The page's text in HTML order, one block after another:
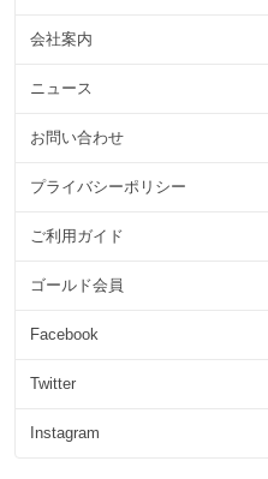
会社案内
ニュース
お問い合わせ
プライバシーポリシー
ご利用ガイド
ゴールド会員
Facebook
Twitter
Instagram